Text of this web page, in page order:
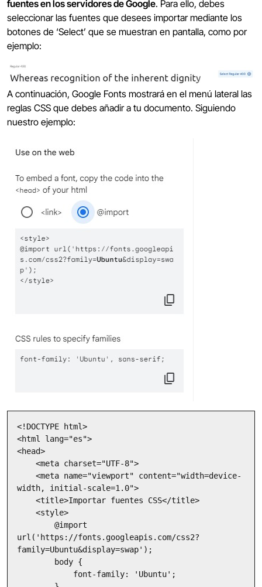
fuentes en los servidores de Google. Para ello, debes
seleccionar las fuentes que desees importar mediante los
botones de ‘Select’ que se muestran en pantalla, como por
ejemplo:
A continuación, Google Fonts mostrará en el menú lateral las
reglas CSS que debes añadir a tu documento. Siguiendo
nuestro ejemplo:
<!DOCTYPE html>
<html lang="es">
<head>
width, initial-scale=1.0">
url('https://fonts.googleapis.com/css2?
family=Ubuntu&display=swap');